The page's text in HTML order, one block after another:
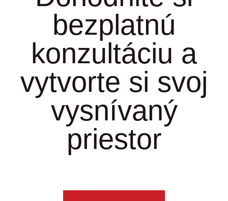
bezplatnú
konzultáciu a
vytvorte si svoj
vysnívaný
priestor